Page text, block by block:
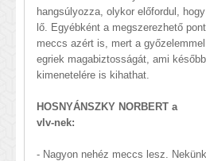
hangsúlyozza, olykor előfordul,
lő. Egyébként a megszerezhető
meccs azért is, mert a
egriek magabiztosságát, ami
kimenetelére is kihathat.
HOSNYÁNSZKY NORBERT a
vlv-nek:
- Nagyon nehéz meccs lesz.